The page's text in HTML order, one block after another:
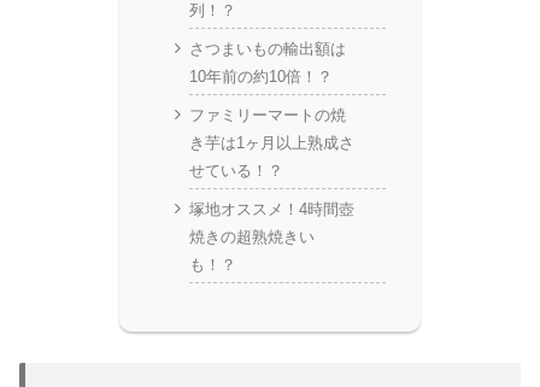
列！？
さつまいもの輸出額は
10年前の約10倍！？
ファミリーマートの焼
き芋は1ヶ月以上熟成さ
せている！？
塚地オススメ！4時間壺
焼きの超熟焼きい
も！？